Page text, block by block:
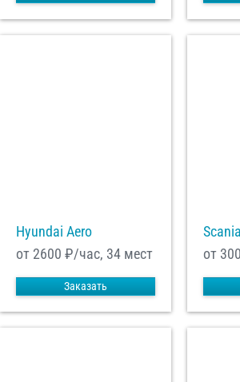
Hyundai Aero
от 2600 ₽/час, 34 мест
Заказать
Scania
от